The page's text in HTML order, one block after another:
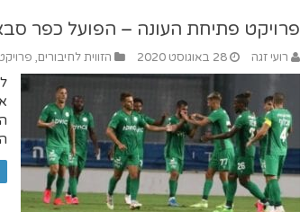
פרויקט פתיחת העונה – הפועל כפר
רועי זגה 28 באוגוסט 2020 הזווית לחיבורים,